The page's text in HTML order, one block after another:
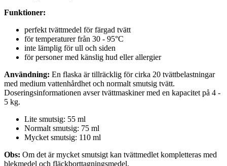
Funktioner:
perfekt tvättmedel för färgad tvätt
för temperaturer från 30 - 95°C
inte lämplig för ull och siden
för personer med känslig hud eller allergier
Användning: En flaska är tillräcklig för cirka 20 tvättbelastningar
med medium vattenhårdhet och normalt smutsig tvätt.
Doseringsinformationen avser tvättmaskiner med en kapacitet på 4 -
5 kg.
Lite smutsig: 55 ml
Normalt smutsig: 75 ml
Mycket smutsig: 110 ml
Obs: Om det är mycket smutsigt kan tvättmedlet kompletteras med
blekmedel och fläckborttagningsmedel.